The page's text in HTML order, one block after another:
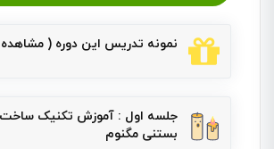
نمونه تدریس این دوره ( مشاهده
جلسه اول : آموزش تکنیک
بستنی مگنوم